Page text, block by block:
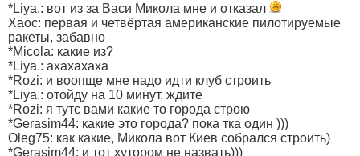
*Liya.: вот из за Васи Микола мне и отказал
Xaoc: первая и четвёртая американские пилотируемые
ракеты, забавно
*Micola: какие из?
*Liya.: ахахахаха
*Rozi: и воопще мне надо идти клуб строить
*Liya.: отойду на 10 минут, ждите
*Rozi: я тутс вами какие то города строю
*Gerasim44: какие это города? пока тка один )))
Oleg75: как какие, Микола вот Киев собрался строить)
*Gerasim44: и тот хутором не назвать)))